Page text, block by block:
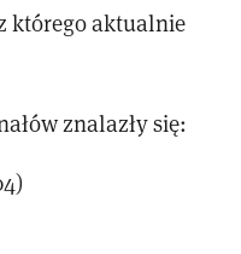
którego aktualnie
znalazły się: